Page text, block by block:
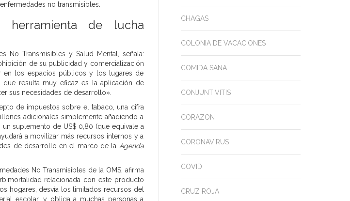
no transmisibles.
herramienta de lucha
No Transmisibles y Salud Mental, señala:
de su publicidad y comercialización
en los espacios públicos y los lugares de
que resulta muy eficaz es la aplicación de
sus necesidades de desarrollo».
de impuestos sobre el tabaco, una cifra
adicionales simplemente añadiendo a
suplemento de US$ 0,80 (que equivale a
a movilizar más recursos internos y a
de desarrollo en el marco de la Agenda
No Transmisibles de la OMS, afirma
relacionada con este producto
hogares, desvía los limitados recursos del
escolar, y obliga a muchas personas a
CHAGAS
COLONIA DE VACACIONES
COMIDA SANA
CONJUNTIVITIS
CORAZON
CORONAVIRUS
COVID
CRUZ ROJA